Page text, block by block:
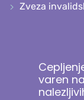
Zveza
varen